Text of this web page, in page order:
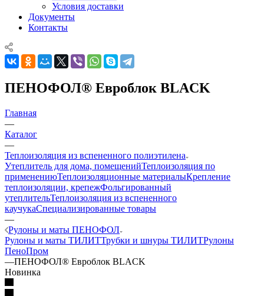
Условия доставки
Документы
Контакты
ПЕНОФОЛ® Евроблок BLACK
Главная
—
Каталог
—
Теплоизоляция из вспененного полиэтилена
Утеплитель для дома, помещенийТеплоизоляция по
применениюТеплоизоляционные материалыКрепление
теплоизоляции, крепежФольгированный
утеплительТеплоизоляция из вспененного
каучукаСпециализированные товары
—
Рулоны и маты ПЕНОФОЛ
Рулоны и маты ТИЛИТТрубки и шнуры ТИЛИТРулоны
ПеноПром
—ПЕНОФОЛ® Евроблок BLACK
Новинка